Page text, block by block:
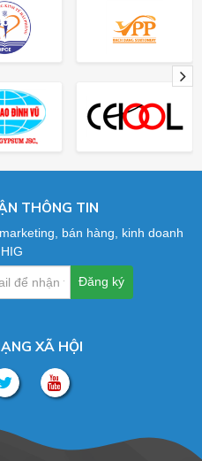
THÔNG TIN
bán hàng, kinh doanh
XÃ HỘI